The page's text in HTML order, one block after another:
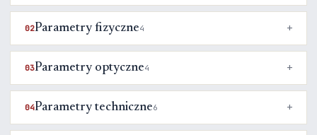
02Parametry fizyczne4
03Parametry optyczne4
04Parametry techniczne6